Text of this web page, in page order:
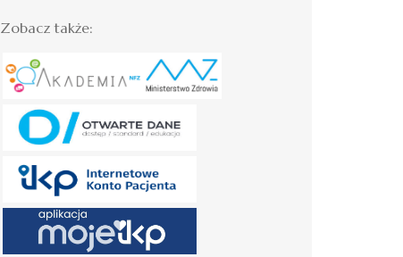
Zobacz także: